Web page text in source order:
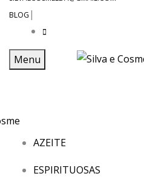
BLOG |
Menu
AZEITE
ESPIRITUOSAS